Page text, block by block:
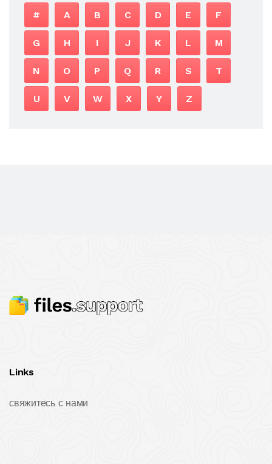
# A B C D E F
G H I J K L M
N O P Q R S T
U V W X Y Z
Links
свяжитесь с нами